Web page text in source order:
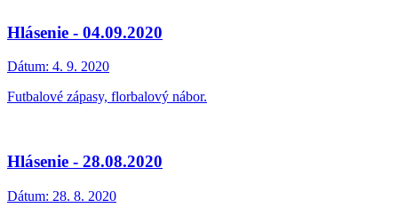
Hlásenie - 04.09.2020
Dátum: 4. 9. 2020
Futbalové zápasy, florbalový nábor.
Hlásenie - 28.08.2020
Dátum: 28. 8. 2020